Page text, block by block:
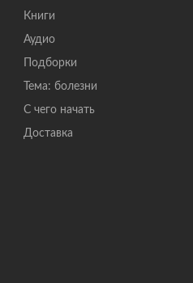
Книги
Аудио
Подборки
Тема: болезни
С чего начать
Доставка